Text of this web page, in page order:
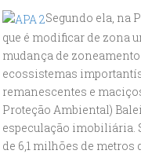
Segundo ela, na
que é modificar de zona
mudança de
ecossistemas
remanescentes e
Proteção Ambiental)
especulação imobiliária.
de 6,1 milhões de metros